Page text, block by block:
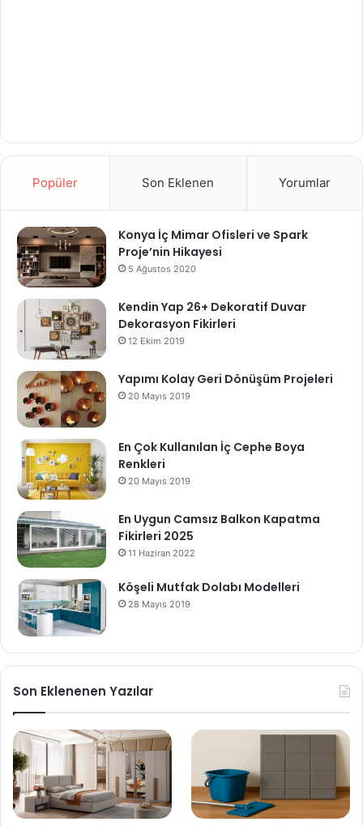
Popüler Son Eklenen Yorumlar
Konya İç Mimar Ofisleri ve Spark
Proje’nin Hikayesi
5 Ağustos 2020
Kendin Yap 26+ Dekoratif Duvar
Dekorasyon Fikirleri
12 Ekim 2019
Yapımı Kolay Geri Dönüşüm Projeleri
20 Mayıs 2019
En Çok Kullanılan İç Cephe Boya
Renkleri
20 Mayıs 2019
En Uygun Camsız Balkon Kapatma
Fikirleri 2025
11 Haziran 2022
Köşeli Mutfak Dolabı Modelleri
28 Mayıs 2019
Son Eklenenen Yazılar